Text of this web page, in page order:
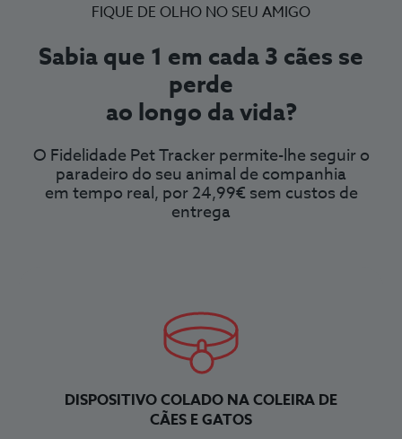
FIQUE DE OLHO NO SEU AMIGO
Sabia que 1 em cada 3 cães se
perde
ao longo da vida?
O Fidelidade Pet Tracker permite-lhe seguir o
paradeiro do seu animal de companhia
em tempo real, por 24,99€ sem custos de
entrega
DISPOSITIVO COLADO NA COLEIRA DE
CÃES E GATOS